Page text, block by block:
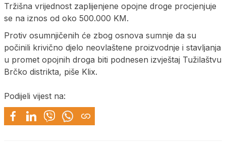
Tržišna vrijednost zaplijenjene opojne droge procjenjuje
se na iznos od oko 500.000 KM.
Protiv osumnjičenih će zbog osnova sumnje da su
počinili krivično djelo neovlaštene proizvodnje i stavljanja
u promet opojnih droga biti podnesen izvještaj Tužilaštvu
Brčko distrikta, piše Klix.
Podijeli vijest na: